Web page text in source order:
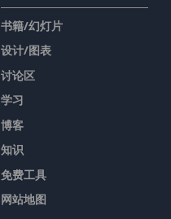
书籍/幻灯片
设计/图表
讨论区
学习
博客
知识
免费工具
网站地图